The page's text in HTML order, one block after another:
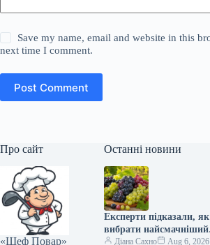
Save my name, email and website in this
next time I comment.
Post Comment
Про сайт
«Шеф Повар»
Останні новини
Експерти підказали, як
вибрати найсмачніший
виноград: секрети від
Діана Сахно Aug 6, 2026